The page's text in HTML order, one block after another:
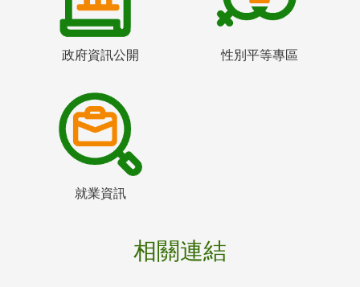
政府資訊公開 性別平等專區
就業資訊
相關連結